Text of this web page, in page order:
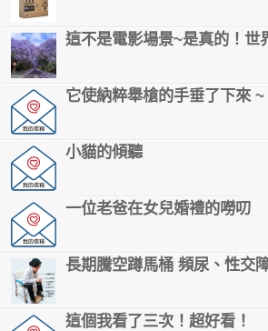
這不是電影場景~是真的！世
它使納粹舉槍的手垂了下來
小貓的傾聽
一位老爸在女兒婚禮的嘮叨
長期騰空蹲馬桶 頻尿、性交
這個我看了三次！超好看！